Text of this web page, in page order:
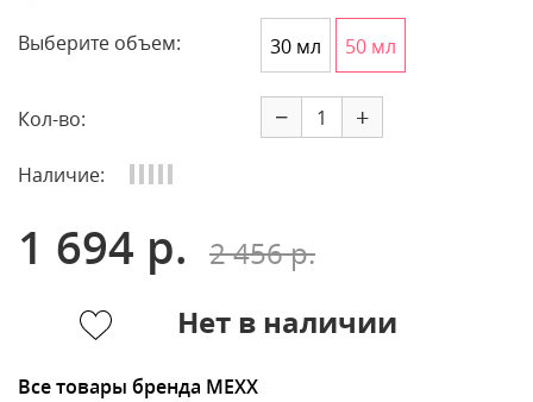
Выберите объем: 30 мл 50 мл
Кол-во: − +
Наличие:
1 694 р.
2 456 р.
Нет в наличии
Все товары бренда MEXX